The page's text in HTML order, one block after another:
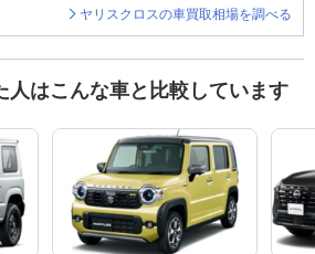
ヤリスクロスの車買取相場を調べる
人はこんな車と比較しています